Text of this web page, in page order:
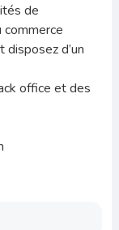
de
commerce
d’un
office et des